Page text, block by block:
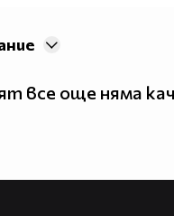
все още няма